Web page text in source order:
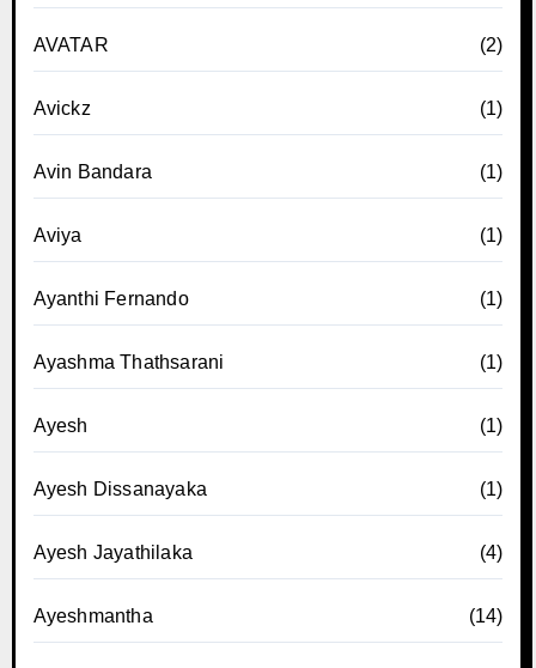
AVATAR (2)
Avickz (1)
Avin Bandara (1)
Aviya (1)
Ayanthi Fernando (1)
Ayashma Thathsarani (1)
Ayesh (1)
Ayesh Dissanayaka (1)
Ayesh Jayathilaka (4)
Ayeshmantha (14)